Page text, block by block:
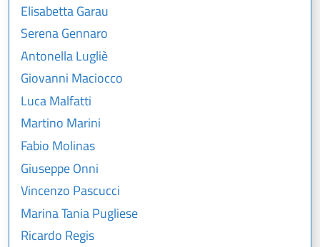
Elisabetta Garau
Serena Gennaro
Antonella Lugliè
Giovanni Maciocco
Luca Malfatti
Martino Marini
Fabio Molinas
Giuseppe Onni
Vincenzo Pascucci
Marina Tania Pugliese
Ricardo Regis